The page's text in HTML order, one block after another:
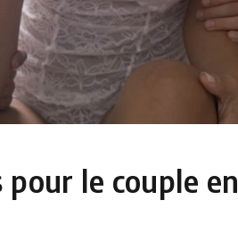
le couple en